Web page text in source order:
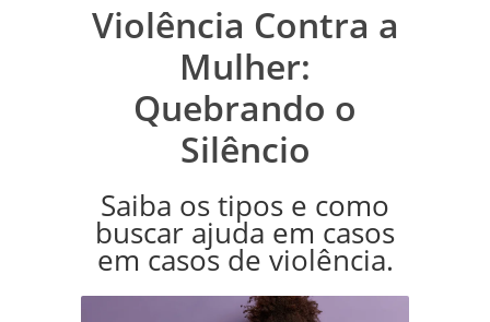
Violência Contra a
Mulher:
Quebrando o
Silêncio
Saiba os tipos e como
buscar ajuda em casos
em casos de violência.